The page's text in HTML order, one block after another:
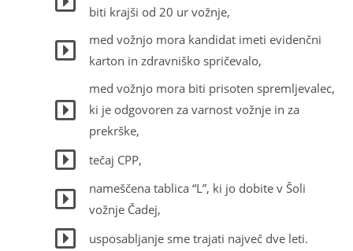
biti krajši od 20 ur vožnje,
med vožnjo mora kandidat imeti evidenčni
karton in zdravniško spričevalo,
med vožnjo mora biti prisoten spremljevalec,
ki je odgovoren za varnost vožnje in za
prekrške,
tečaj CPP,
nameščena tablica “L”, ki jo dobite v Šoli
vožnje Čadej,
usposabljanje sme trajati največ dve leti.